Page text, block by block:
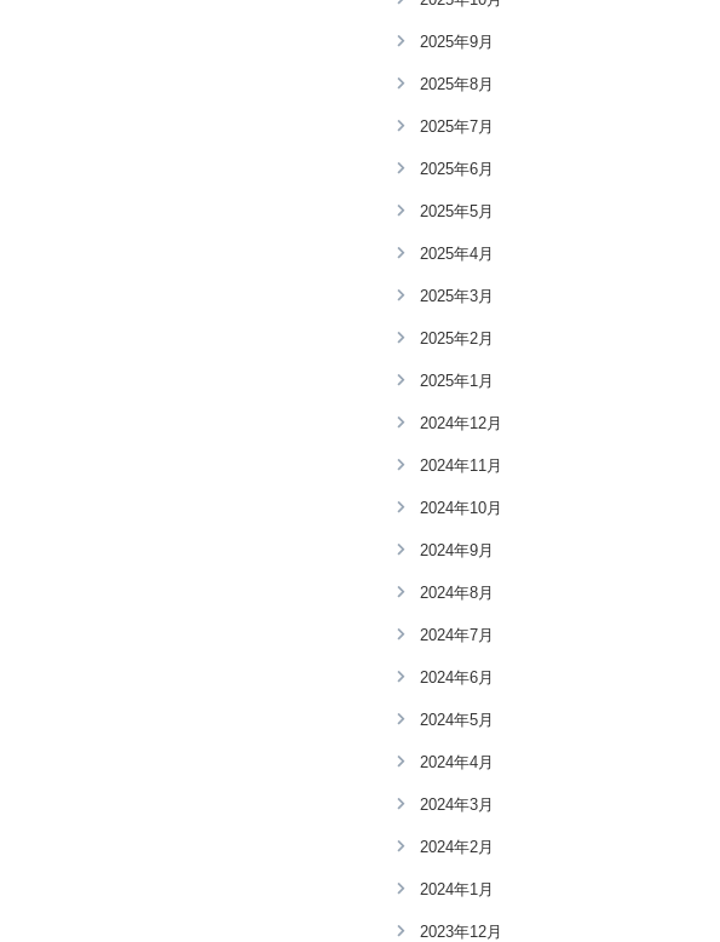
2025年9月
2025年8月
2025年7月
2025年6月
2025年5月
2025年4月
2025年3月
2025年2月
2025年1月
2024年12月
2024年11月
2024年10月
2024年9月
2024年8月
2024年7月
2024年6月
2024年5月
2024年4月
2024年3月
2024年2月
2024年1月
2023年12月